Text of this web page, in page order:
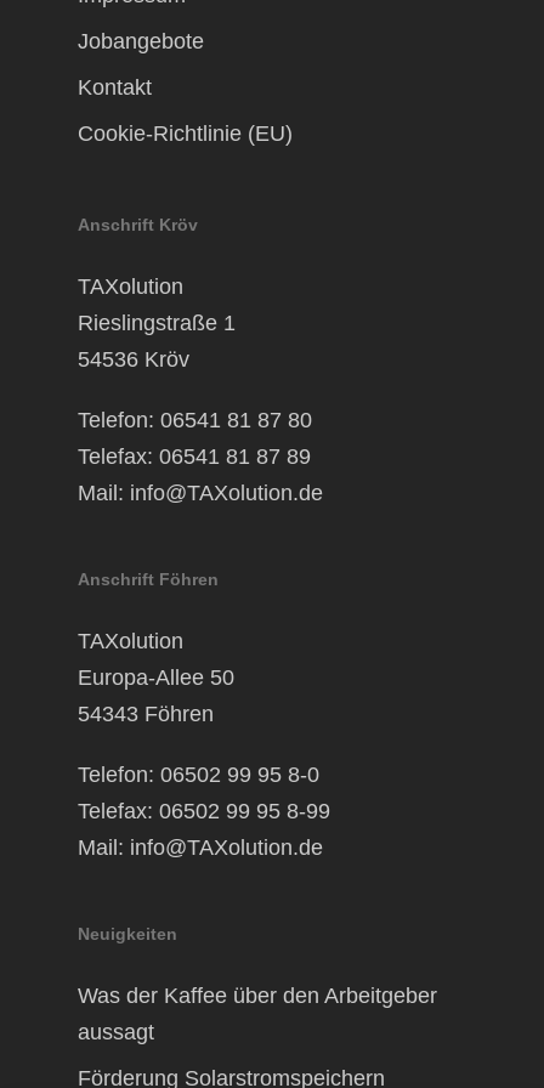
Jobangebote
Kontakt
Cookie-Richtlinie (EU)
Anschrift Kröv
TAXolution
Rieslingstraße 1
54536 Kröv
Telefon: 06541 81 87 80
Telefax: 06541 81 87 89
Mail: info@TAXolution.de
Anschrift Föhren
TAXolution
Europa-Allee 50
54343 Föhren
Telefon: 06502 99 95 8-0
Telefax: 06502 99 95 8-99
Mail: info@TAXolution.de
Neuigkeiten
Was der Kaffee über den Arbeitgeber
aussagt
Förderung Solarstromspeichern